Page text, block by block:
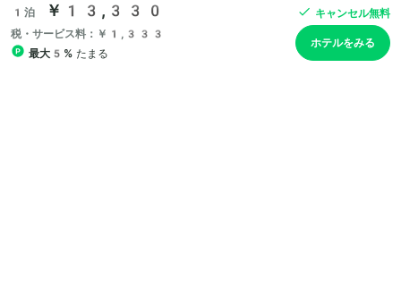
1泊 ￥13,330
税・サービス料：￥1,333
最大5% たまる
キャンセル無料
ホテルをみる